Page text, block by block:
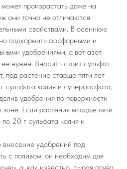
произрастать даже на
они точно не отличаются
свойствами. В осеннюю
подкормить фосфорными и
удобрениями, а вот азот
нужен. Вносить стоит сульфат
под растение старше пяти лет
сульфата калия и суперфосфата,
удобрения по поверхности
зоне. Если растения младше пяти
по 20 г сульфата калия и
внесение удобрений под
с поливом, он необходим для